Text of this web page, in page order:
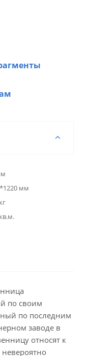
мм
по своим
по последним
заводе в
относят к